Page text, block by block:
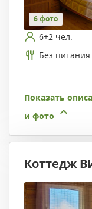
6 фото
6+2 чел.
Без питания
Показать
и фото
Коттедж